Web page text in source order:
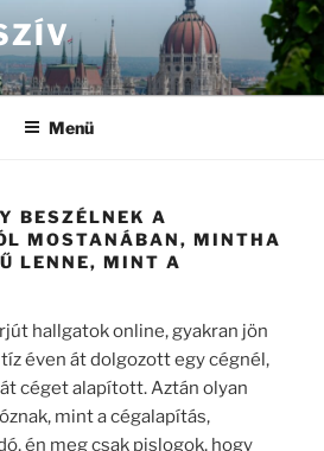
Menü
BESZÉLNEK A
MOSTANÁBAN, MINTHA
LENNE, MINT A
hallgatok online, gyakran jön
tíz éven át dolgozott egy cégnél,
céget alapított. Aztán olyan
mint a cégalapítás,
én meg csak pislogok, hogy